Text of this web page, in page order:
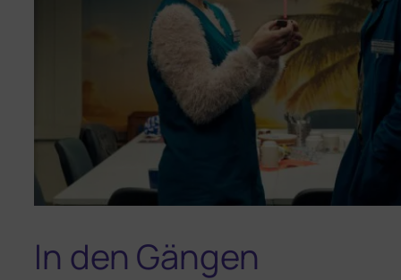
In den Gängen